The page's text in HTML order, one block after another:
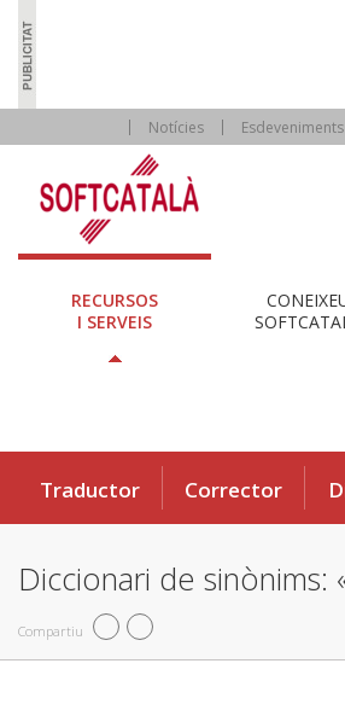
Notícies Esdeveniments
RECURSOS
I SERVEIS
Traductor Corrector
Diccionari de sinònims:
Compartiu